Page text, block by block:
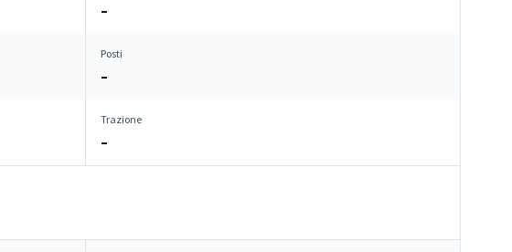
–
Posti
–
Trazione
–